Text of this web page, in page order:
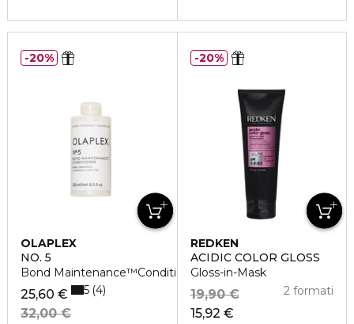
OLAPLEX
NO. 5
Bond Maintenance™Conditioner
25,60 €
32,00 €
5 4
20%
REDKEN
ACIDIC COLOR GLOSS
Gloss-in-Mask
15,92 €
19,90 € 2 formati
20%